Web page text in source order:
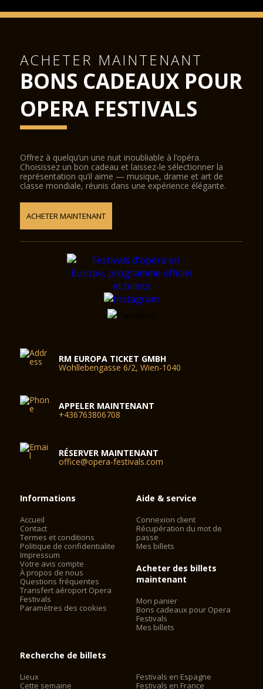
ACHETER MAINTENANT
BONS CADEAUX POUR
OPERA FESTIVALS
Offrez à quelqu’un une nuit inoubliable à l’opéra.
Choisissez un bon cadeau et laissez-le sélectionner la
représentation qu’il aime — musique, drame et art de
classe mondiale, réunis dans une expérience élégante.
ACHETER MAINTENANT
RM EUROPA TICKET GMBH
Wohllebengasse 6/2, Wien-1040
APPELER MAINTENANT
+436763806708
RÉSERVER MAINTENANT
office@opera-festivals.com
Informations
Accueil
Contact
Termes et conditions
Politique de confidentialite
Impressum
Votre avis compte
À propos de nous
Questions fréquentes
Transfert aéroport Opera
Festivals
Paramètres des cookies
Aide & service
Connexion client
Récupération du mot de
passe
Mes billets
Acheter des billets
maintenant
Mon panier
Bons cadeaux pour Opera
Festivals
Mes billets
Recherche de billets
Lieux
Cette semaine
Festivals en Espagne
Festivals en France